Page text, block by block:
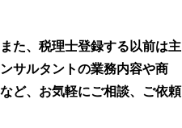
た、税理士登録する以前は主
サルタントの業務内容や商
ど、お気軽にご相談、ご依頼